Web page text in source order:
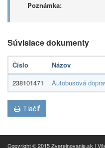
Poznámka:
Súvisiace dokumenty
Číslo Názov
238101471
Autobusová
Tlačiť
Copyright © 2015 Zverejnovanie.sk |